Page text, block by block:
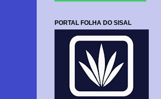
PORTAL FOLHA DO SISAL